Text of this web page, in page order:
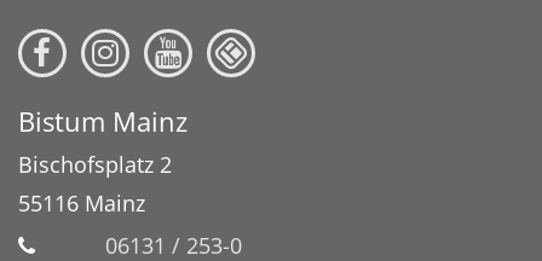
Bistum Mainz
Bischofsplatz 2
55116 Mainz
06131 / 253-0